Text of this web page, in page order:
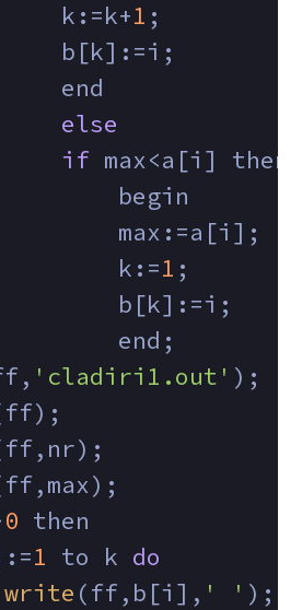
k:=k+
1 ;
b[k]:=i;
end
else
if max<a[i] then
begin
max:=a[i];
k:=
1 ;
b[k]:=i;
end;
'cladiri1.out' );
0 then
1 to k do
write (ff,b[i], ' ' );